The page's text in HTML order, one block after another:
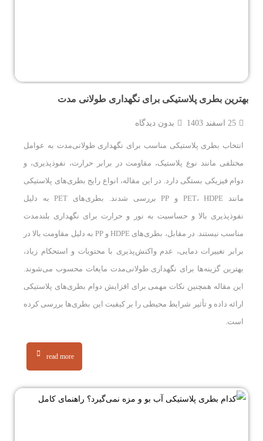
بهترین بطری پلاستیکی برای نگهداری طولانی مدت
25 اسفند 1403 بدون دیدگاه
انتخاب بطری پلاستیکی مناسب برای نگهداری طولانی‌مدت به عوامل
مختلفی مانند نوع پلاستیک، مقاومت در برابر حرارت، نفوذپذیری، و
دوام فیزیکی بستگی دارد. در این مقاله، انواع رایج بطری‌های پلاستیکی
مانند PET، HDPE و PP بررسی شدند. بطری‌های PET به دلیل
نفوذپذیری بالا و حساسیت به نور و حرارت برای نگهداری بلندمدت
مناسب نیستند. در مقابل، بطری‌های HDPE و PP به دلیل مقاومت بالا در
برابر تغییرات دمایی، عدم واکنش‌پذیری با محتویات و استحکام زیاد،
بهترین گزینه‌ها برای نگهداری طولانی‌مدت مایعات محسوب می‌شوند.
این مقاله همچنین نکات مهمی برای افزایش دوام بطری‌های پلاستیکی
ارائه داده و تأثیر شرایط محیطی را بر کیفیت این بطری‌ها بررسی کرده
است.
read more